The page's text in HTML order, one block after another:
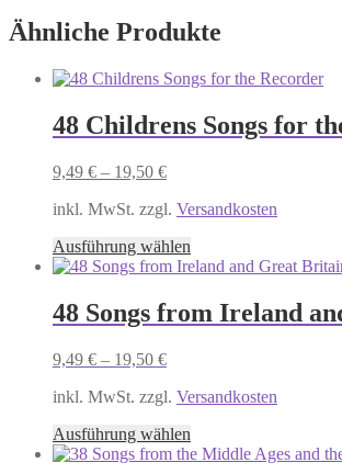
Ähnliche Produkte
48 Childrens Songs for
9,49 € – 19,50 €
inkl. MwSt. zzgl. Versandkosten
Ausführung wählen
Produkt
mehrere
Varianten
können
der
Produktseite
48 Songs from Ireland
9,49 € – 19,50 €
inkl. MwSt. zzgl. Versandkosten
Ausführung wählen
Produkt